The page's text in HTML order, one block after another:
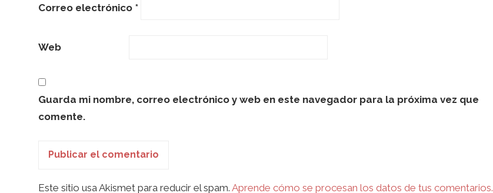
Correo electrónico *
Web
Guarda mi nombre, correo electrónico y web en este navegador para la próxima vez que
comente.
Este sitio usa Akismet para reducir el spam. Aprende cómo se procesan los datos de tus comentarios.